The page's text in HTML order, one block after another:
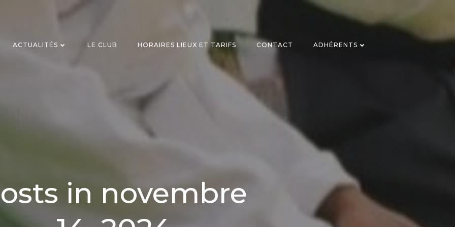
ACTUALITÉS LE CLUB HORAIRES LIEUX ET TARIFS CONTACT ADHÉRENTS
in novembre